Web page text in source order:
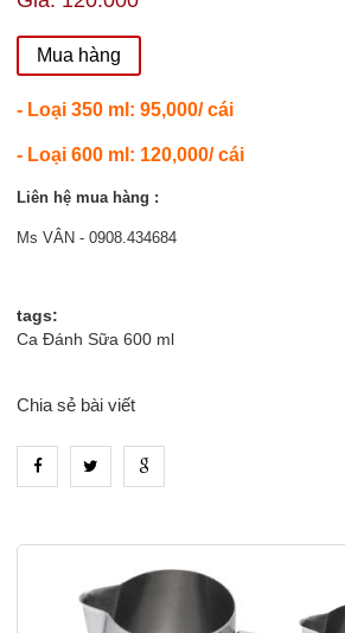
Mua hàng
- Loại 350 ml: 95,000/ cái
- Loại 600 ml: 120,000/ cái
Liên hệ mua hàng :
Ms VÂN - 0908.434684
tags:
Ca Đánh Sữa 600 ml
Chia sẻ bài viết